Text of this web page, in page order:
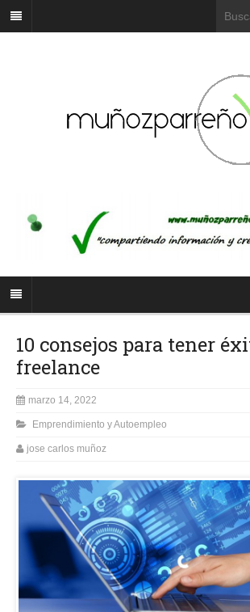
10 consejos para tener
freelance
marzo 14, 2022
Emprendimiento y Autoempleo
jose carlos muñoz